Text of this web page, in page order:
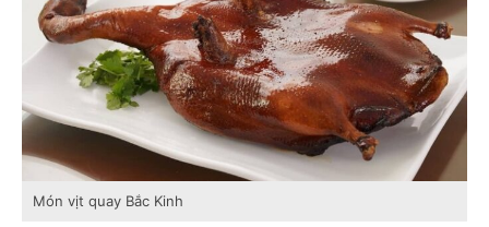
Món vịt quay Bắc Kinh